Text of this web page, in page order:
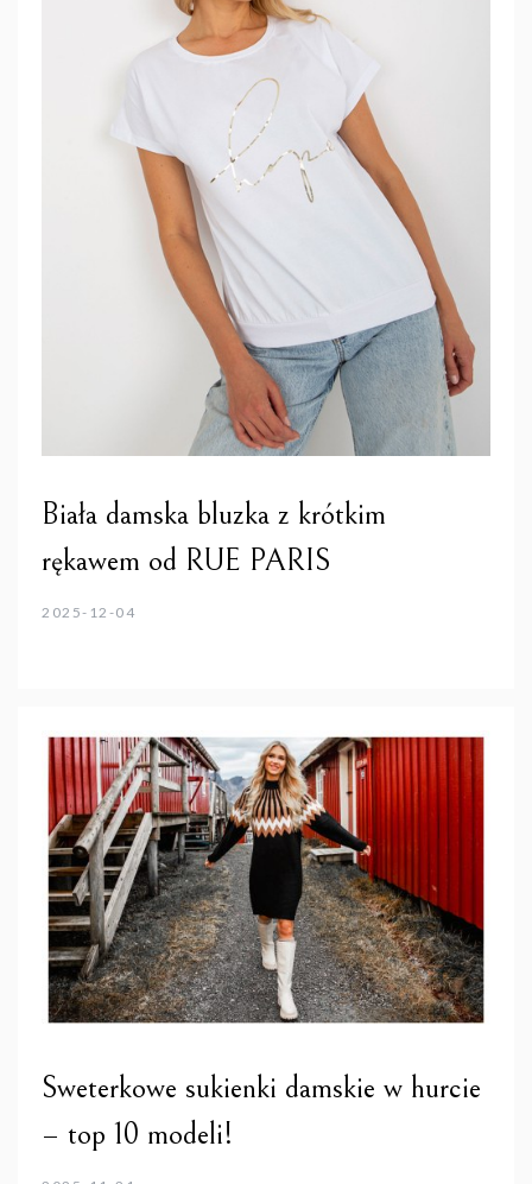
Biała damska bluzka z krótkim
rękawem od RUE PARIS
2025-12-04
Sweterkowe sukienki damskie w hurcie
– top 10 modeli!